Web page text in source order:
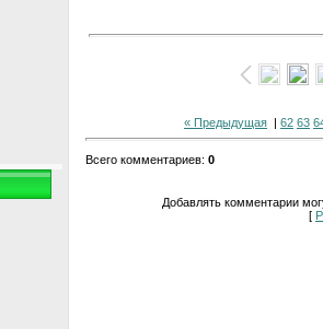
« Предыдущая | 62 63
Всего комментариев: 0
Добавлять комментарии
[